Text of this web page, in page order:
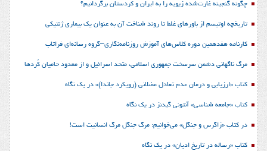
چگونه گنجینه غارت‌شده زیویه را به ایران و کردستان برگردانیم؟
تاریخچه اوتیسم از باورهای غلط تا روند شناخت آن به عنوان یک بیماری ژنتیکی
کارنامه هفدهمین دوره کلاس‌های آموزش روزنامه‌نگاری–گروه رسانه‌ای فراتاب
مرگ ناگهانی دشمن سرسخت جمهوری اسلامی، متحد اسرائیل و از معدود حامیان کُردها
کتاب «ارزیابی و درمان عدم تعادل عضلانی (رویکرد جاندا)» در یک نگاه
کتاب «جامعه شناسی» آنتونی گیدنز در یک نگاه
در کتاب «زاگرس و جنگل» می‌خوانیم: مرگ جنگل مرگ انسانیت است!
کتاب «رساله در تاریخ ادیان» در یک نگاه